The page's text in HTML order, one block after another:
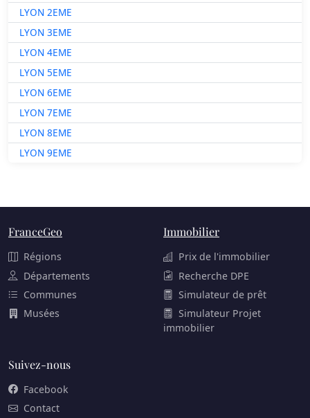
LYON 2EME
LYON 3EME
LYON 4EME
LYON 5EME
LYON 6EME
LYON 7EME
LYON 8EME
LYON 9EME
FranceGeo
Régions
Départements
Communes
Musées
Immobilier
Prix de l'immobilier
Recherche DPE
Simulateur de prêt
Simulateur Projet
immobilier
Suivez-nous
Facebook
Contact